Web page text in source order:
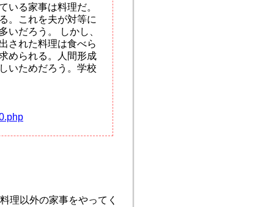
いる家事は料理だ。
。これを夫が対等に
いだろう。 しかし、
された料理は食べら
められる。人間形成
いためだろう。学校
理以外の家事をやってく